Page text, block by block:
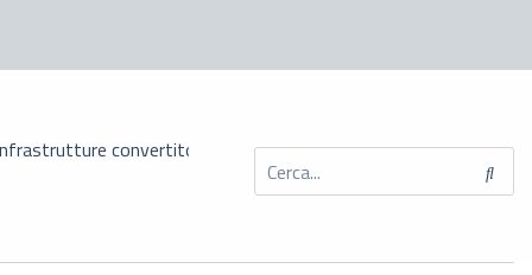
convertito in legge: novità per l’autotrasporto sui tempi di